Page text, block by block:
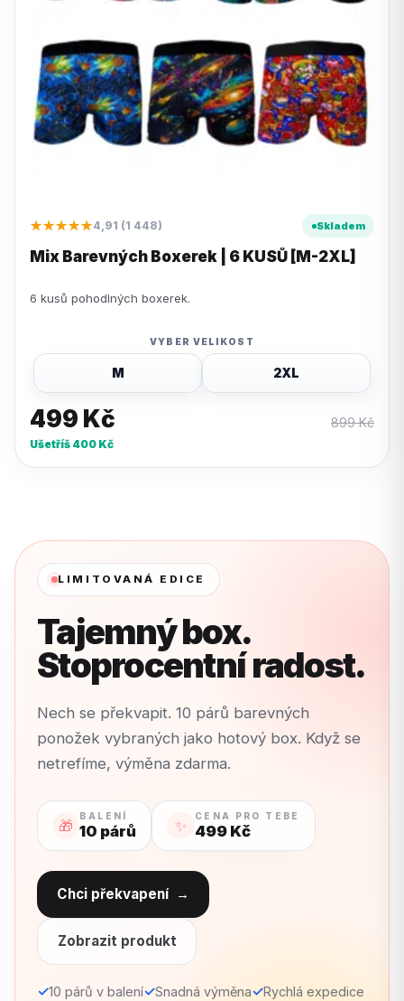
★★★★★4,91 (1 448) Skladem
Mix Barevných Boxerek | 6 KUSŮ [M-2XL]
6 kusů pohodlných boxerek.
VYBER VELIKOST
M 2XL
499 Kč 899Kč
Ušetříš 400 Kč
LIMITOVANÁ EDICE
Tajemný box.
Stoprocentní radost.
Nech se překvapit. 10 párů barevných
ponožek vybraných jako hotový box. Když se
netrefíme, výměna zdarma.
🎁
BALENÍ
10 párů ✨
CENA PRO TEBE
499 Kč
Chci překvapení →
Zobrazit produkt
✓10 párů v balení✓Snadná výměna✓Rychlá expedice